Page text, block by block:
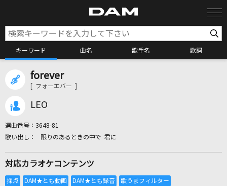
キーワード 曲名 歌手名 歌詞
全国りれき
forever
[ フォーエバー ]
LEO
選曲番号： 3648-81
限りのあるときの中で 君に
対応カラオケコンテンツ